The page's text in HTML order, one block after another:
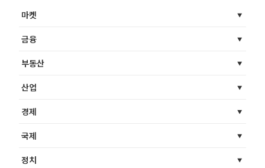
마켓
금융
부동산
산업
경제
국제
정치